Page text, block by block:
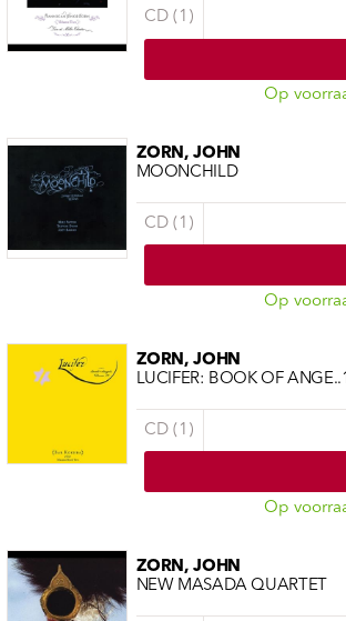
CD (1)
Op
ZORN, JOHN
MOONCHILD
CD (1)
Op
ZORN, JOHN
LUCIFER: BOOK OF
CD (1)
Op
ZORN, JOHN
NEW MASADA QUARTET